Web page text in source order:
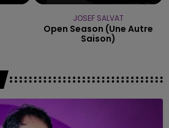
JOSEF SALVAT
Open Season (une Autre
Saison)